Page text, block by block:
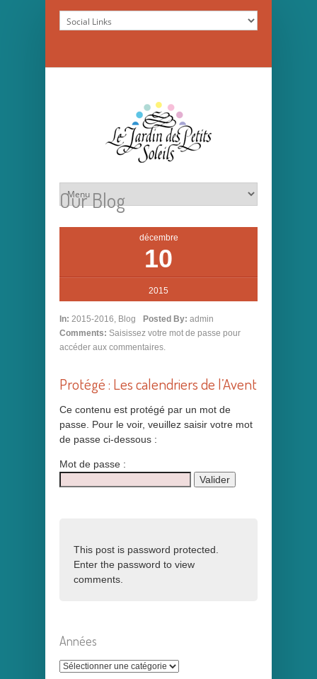
Our Blog
décembre
10
2015
In: 2015-2016, Blog Posted By: admin
Comments: Saisissez votre mot de passe pour
accéder aux commentaires.
Protégé : Les calendriers de l’Avent
Ce contenu est protégé par un mot de
passe. Pour le voir, veuillez saisir votre mot
de passe ci-dessous :
Mot de passe :
This post is password protected.
Enter the password to view
comments.
Années